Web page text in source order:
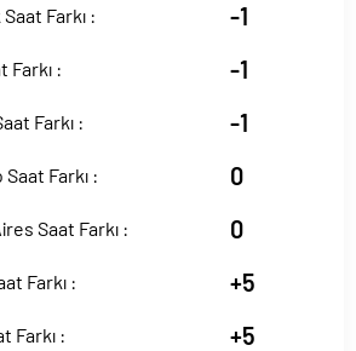
Farkı : -1
Farkı : -1
Farkı : -1
Farkı : 0
Saat Farkı : 0
Farkı : +5
Farkı : +5